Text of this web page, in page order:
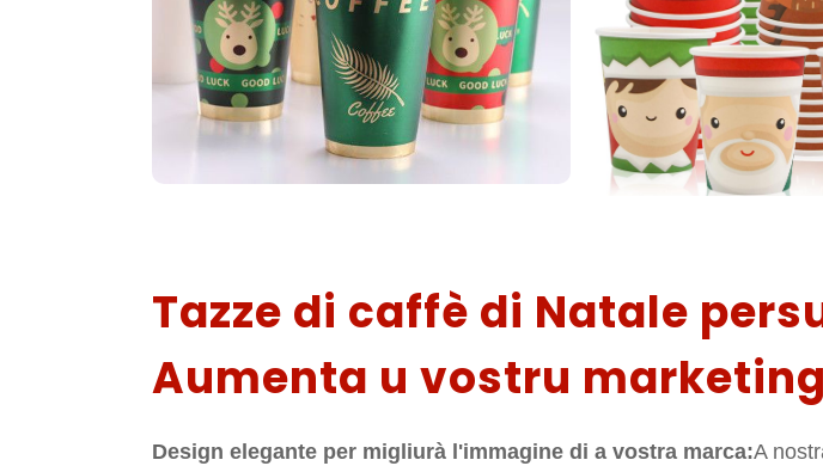
Tazze di caffè di Natale
Aumenta u vostru
Design elegante per migliurà l'immagine di a vostra marca:A